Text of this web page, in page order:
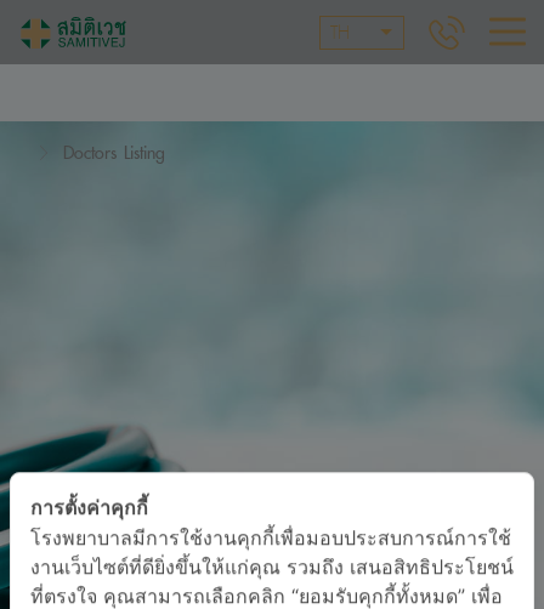
TH
Doctors Listing
การตั้งค่าคุกกี้
โรงพยาบาลมีการใช้งานคุกกี้เพื่อมอบประสบการณ์การใช้
งานเว็บไซต์ที่ดียิ่งขึ้นให้แก่คุณ รวมถึง เสนอสิทธิประโยชน์
ที่ตรงใจ คุณสามารถเลือกคลิก “ยอมรับคุกกี้ทั้งหมด” เพื่อ